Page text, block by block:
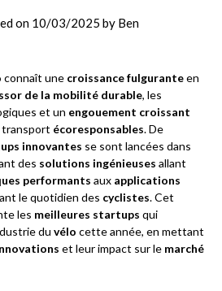
on 10/03/2025 by Ben
connaît une croissance fulguranteen
de la mobilité durable, les
et un engouement croissant
transport écoresponsables. De
innovantes se sont lancées dans
des solutions ingénieuses allant
performants aux applications
le quotidien des cyclistes. Cet
les meilleures startups qui
du vélo cette année, en mettant
et leur impact sur le marché